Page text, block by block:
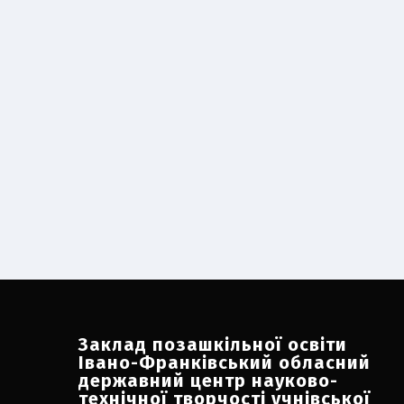
Заклад позашкільної освіти
Івано-Франківський обласний
державний центр науково-
технічної творчості учнівської